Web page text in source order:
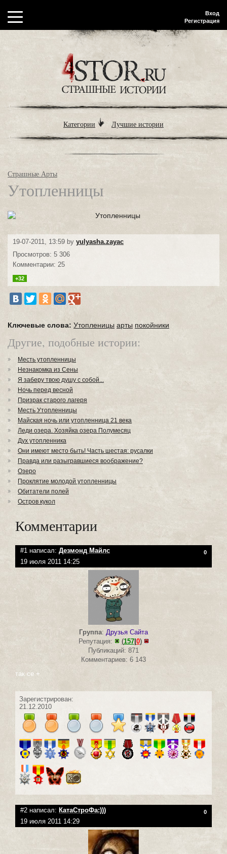
Вход
Регистрация
Категории Лучшие истории
Страшные Арты
Утопленницы
19-07-2011, 13:59 by yulyasha.zayac
Просмотров: 5 306
Комментарии: 25
+32
Ключевые слова: Утопленицы арты покойники
Другие, подобные истории:
Месть утопленницы
Незнакомка из Сены
Я заберу твою душу с собой...
Ночь перед весной
Призрак старого лагеря
Месть Утопленницы
Майская ночь или утопленница 21 века
Леди озера. Хозяйка озера Полумесяц
Дух утопленника
Они имеют место быть! Часть шестая: русалки
Правда или разыгравшиеся воображение?
Озеро
Проклятие молодой утопленницы
Обитатели полей
Остров кукол
Комментарии
#1 написал: Дезмонд Майлс 0
19 июля 2011 14:25
Группа: Друзья Сайта
Репутация:
(157| 0)
Публикаций: 871
Комментариев: 6 143
так се +
Зарегистрирован:
21.12.2010
#2 написал: КатаСтроФа:))) 0
19 июля 2011 14:29